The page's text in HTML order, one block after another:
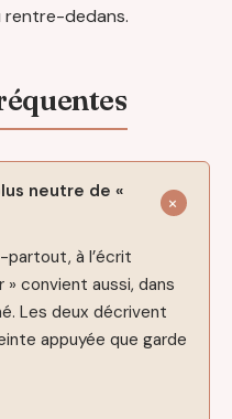
rentre-dedans.
neutre de «
partout, à l’écrit
» convient aussi, dans
Les deux décrivent
appuyée que garde